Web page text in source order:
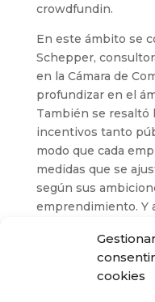
cookies
crowdfundin.
En este ámbito se
Schepper,
en la Cámara de
profundizar en el
También se resaltó
incentivos tanto
modo que cada
medidas que se
según sus
emprendimiento. Y
interesante, y le
socios del Centro
ciudad de Kranj